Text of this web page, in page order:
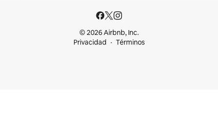
© 2026 Airbnb, Inc.
Privacidad
Términos